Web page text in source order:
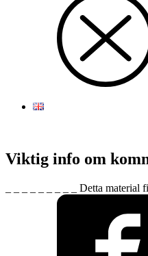
Viktig info om
_ _ _ _ _ _ _ _ _ Detta